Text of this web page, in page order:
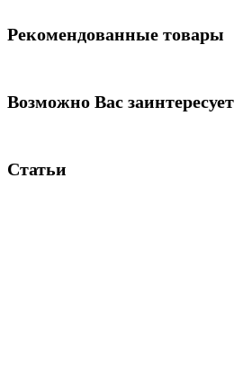
Рекомендованные товары
Возможно Вас заинтересует
Статьи